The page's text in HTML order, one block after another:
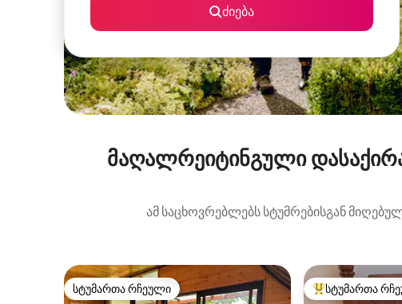
ძიება
მაღალრეიტინგული
ამ საცხოვრებლებს სტუმრებისგან
სტუმართა რჩეული
სტუმართა რჩეული სტუმართა
სტუმართა